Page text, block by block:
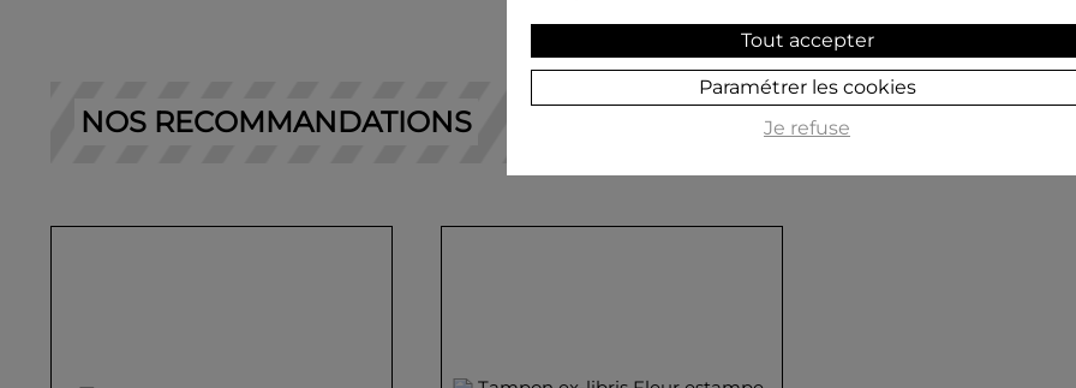
NOS RECOMMANDATIONS
Tout accepter
Paramétrer les cookies
Je refuse